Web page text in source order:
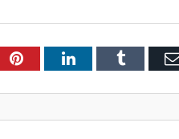
PinterestLinkedInTumblr